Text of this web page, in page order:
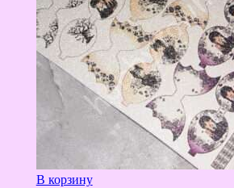
В корзину